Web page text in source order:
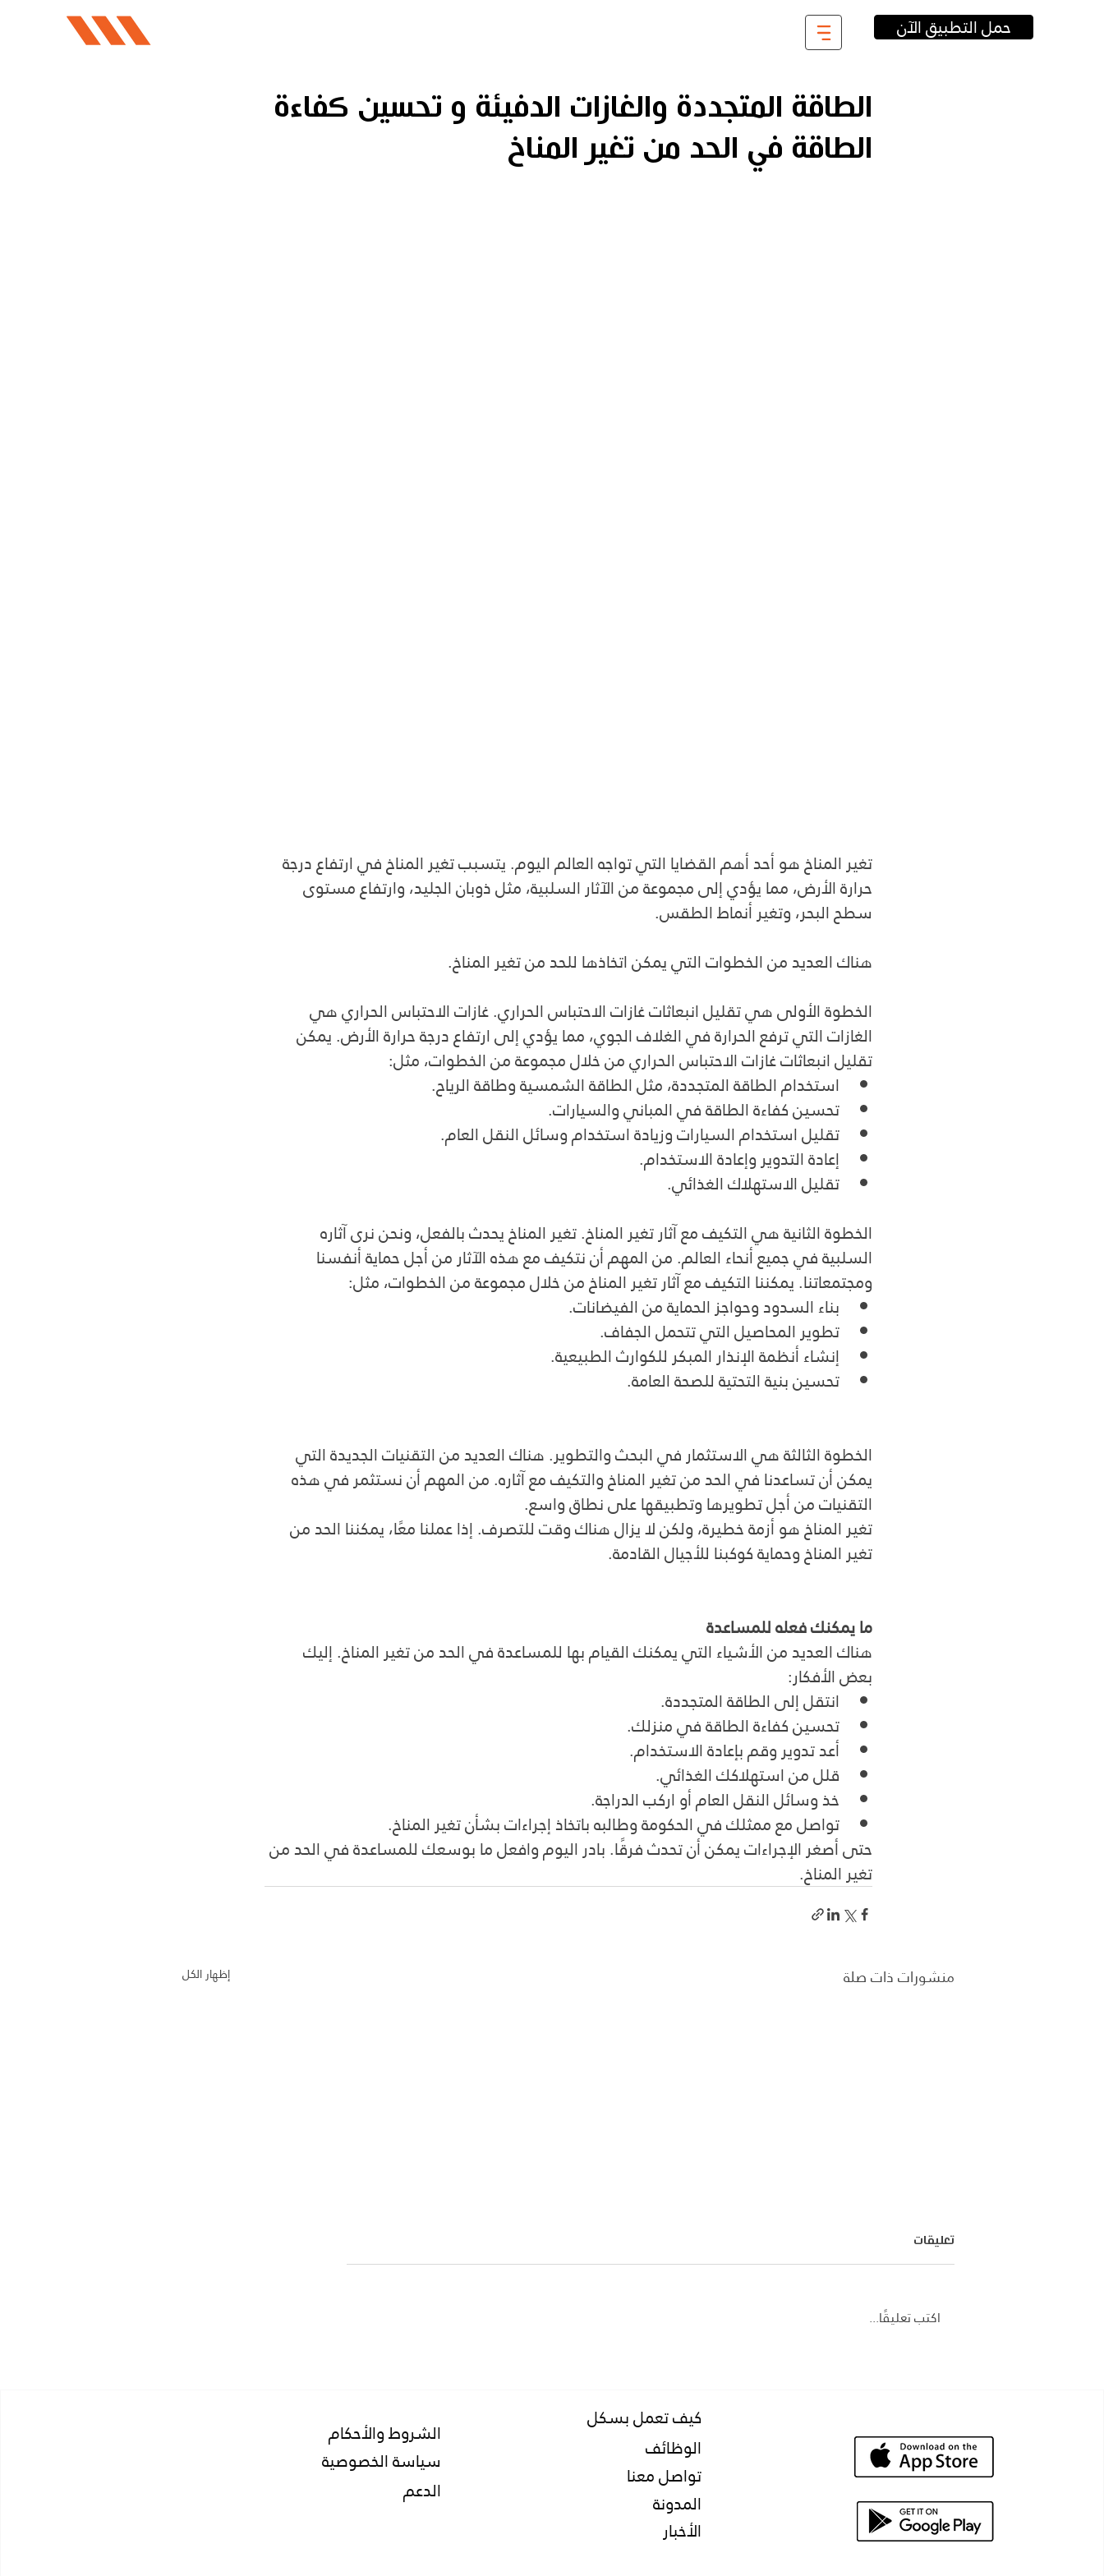
حمل التطبيق الآن
الطاقة المتجددة والغازات الدفيئة و تحسين كفاءة
الطاقة في الحد من تغير المناخ
تغير المناخ هو أحد أهم القضايا التي تواجه العالم اليوم. يتسبب تغير المناخ في ارتفاع درجة
حرارة الأرض، مما يؤدي إلى مجموعة من الآثار السلبية، مثل ذوبان الجليد، وارتفاع مستوى
سطح البحر، وتغير أنماط الطقس.
هناك العديد من الخطوات التي يمكن اتخاذها للحد من تغير المناخ.
الخطوة الأولى هي تقليل انبعاثات غازات الاحتباس الحراري. غازات الاحتباس الحراري هي
الغازات التي ترفع الحرارة في الغلاف الجوي، مما يؤدي إلى ارتفاع درجة حرارة الأرض. يمكن
تقليل انبعاثات غازات الاحتباس الحراري من خلال مجموعة من الخطوات، مثل:
استخدام الطاقة المتجددة، مثل الطاقة الشمسية وطاقة الرياح.
تحسين كفاءة الطاقة في المباني والسيارات.
تقليل استخدام السيارات وزيادة استخدام وسائل النقل العام.
إعادة التدوير وإعادة الاستخدام.
تقليل الاستهلاك الغذائي.
الخطوة الثانية هي التكيف مع آثار تغير المناخ. تغير المناخ يحدث بالفعل، ونحن نرى آثاره
السلبية في جميع أنحاء العالم. من المهم أن نتكيف مع هذه الآثار من أجل حماية أنفسنا
ومجتمعاتنا. يمكننا التكيف مع آثار تغير المناخ من خلال مجموعة من الخطوات، مثل:
بناء السدود وحواجز الحماية من الفيضانات.
تطوير المحاصيل التي تتحمل الجفاف.
إنشاء أنظمة الإنذار المبكر للكوارث الطبيعية.
تحسين بنية التحتية للصحة العامة.
الخطوة الثالثة هي الاستثمار في البحث والتطوير. هناك العديد من التقنيات الجديدة التي
يمكن أن تساعدنا في الحد من تغير المناخ والتكيف مع آثاره. من المهم أن نستثمر في هذه
التقنيات من أجل تطويرها وتطبيقها على نطاق واسع.
تغير المناخ هو أزمة خطيرة، ولكن لا يزال هناك وقت للتصرف. إذا عملنا معًا، يمكننا الحد من
تغير المناخ وحماية كوكبنا للأجيال القادمة.
ما يمكنك فعله للمساعدة
هناك العديد من الأشياء التي يمكنك القيام بها للمساعدة في الحد من تغير المناخ. إليك
بعض الأفكار:
انتقل إلى الطاقة المتجددة.
تحسين كفاءة الطاقة في منزلك.
أعد تدوير وقم بإعادة الاستخدام.
قلل من استهلاكك الغذائي.
خذ وسائل النقل العام أو اركب الدراجة.
تواصل مع ممثلك في الحكومة وطالبه باتخاذ إجراءات بشأن تغير المناخ.
حتى أصغر الإجراءات يمكن أن تحدث فرقًا. بادر اليوم وافعل ما بوسعك للمساعدة في الحد من
تغير المناخ.
منشورات ذات صلة إظهار الكل
تعليقات
اكتب تعليقًا...
الشروط والأحكام
سياسة الخصوصية
الدعم
كيف تعمل بسكل
الوظائف
تواصل معنا
المدونة
الأخبار